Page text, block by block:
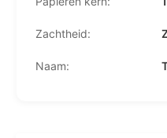
Zachtheid:
Naam: